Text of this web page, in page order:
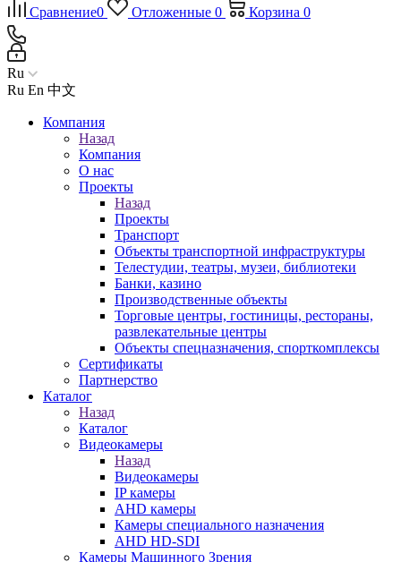
Сравнение0 Отложенные 0 Корзина 0
Ru
Ru En 中文
Компания
Назад
Компания
О нас
Проекты
Назад
Проекты
Транспорт
Объекты транспортной инфраструктуры
Телестудии, театры, музеи, библиотеки
Банки, казино
Производственные объекты
Торговые центры, гостиницы, рестораны,
развлекательные центры
Объекты спецназначения, спорткомплексы
Сертификаты
Партнерство
Каталог
Назад
Каталог
Видеокамеры
Назад
Видеокамеры
IP камеры
AHD камеры
Камеры специального назначения
AHD HD-SDI
Камеры Машинного Зрения